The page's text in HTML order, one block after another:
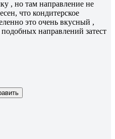
, но там направление не
что кондитерское
это очень вкусный ,
направлений затест